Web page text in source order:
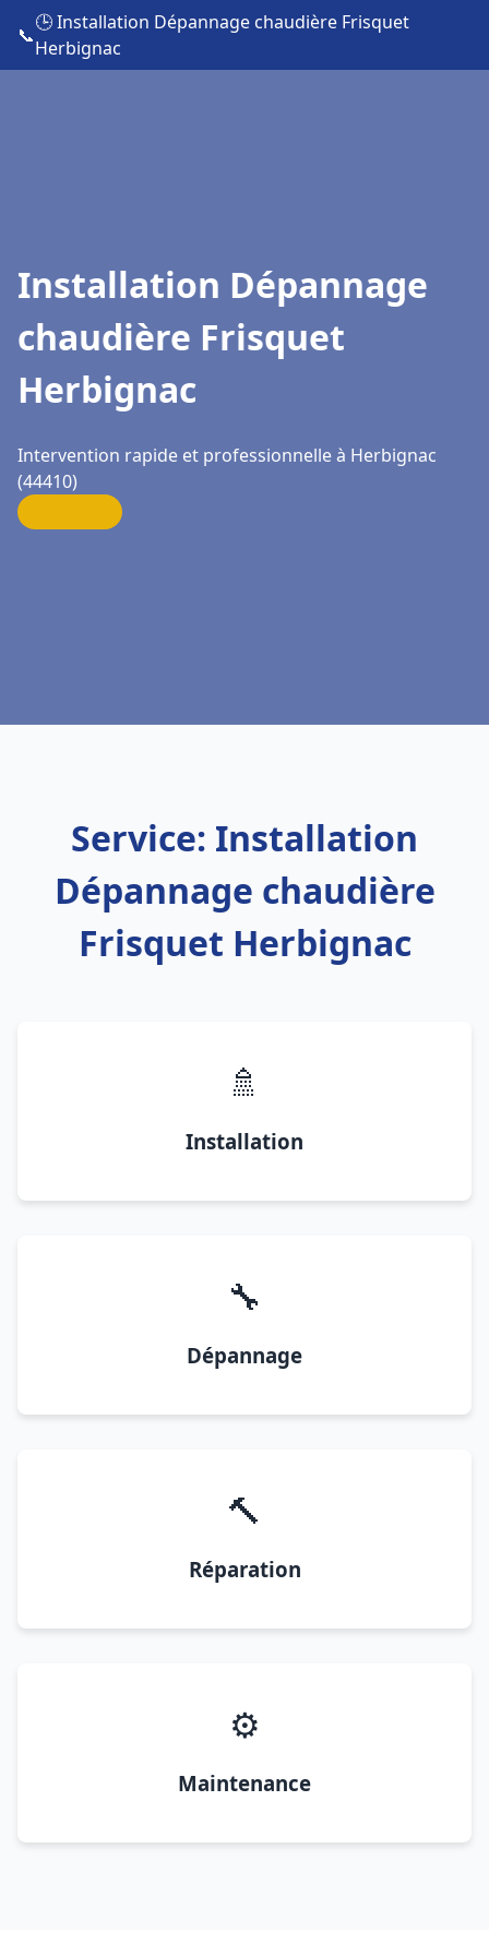
📞
🕒 Installation Dépannage chaudière Frisquet
Herbignac
Installation Dépannage
chaudière Frisquet
Herbignac
Intervention rapide et professionnelle à Herbignac
(44410)
Service: Installation
Dépannage chaudière
Frisquet Herbignac
🚿
Installation
🔧
Dépannage
🔨
Réparation
⚙️
Maintenance